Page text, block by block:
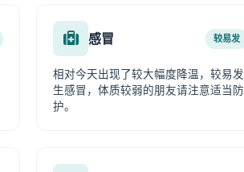
感冒 较易发
相对今天出现了较大幅度降温，较易发
生感冒，体质较弱的朋友请注意适当防
护。